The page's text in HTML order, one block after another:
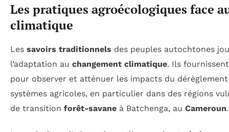
Les pratiques agroécologiques face
climatique
Les savoirs traditionnels des peuples autochtones
l’adaptation au changement climatique. Ils
pour observer et atténuer les impacts du
systèmes agricoles, en particulier dans des régions
de transition forêt-savane à Batchenga, au Cameroun.